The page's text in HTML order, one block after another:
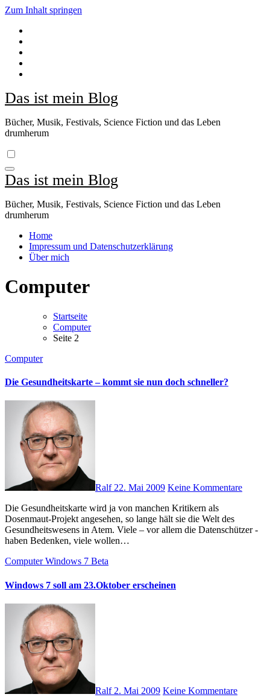
Zum Inhalt springen
Das ist mein Blog
Bücher, Musik, Festivals, Science Fiction und das Leben
drumherum
Das ist mein Blog
Bücher, Musik, Festivals, Science Fiction und das Leben
drumherum
Home
Impressum und Datenschutzerklärung
Über mich
Computer
Startseite
Computer
Seite 2
Computer
Die Gesundheitskarte – kommt sie nun doch schneller?
Ralf22. Mai 2009 Keine Kommentare
Die Gesundheitskarte wird ja von manchen Kritikern als
Dosenmaut-Projekt angesehen, so lange hält sie die Welt des
Gesundheitswesens in Atem. Viele – vor allem die Datenschützer -
haben Bedenken, viele wollen…
ComputerWindows 7 Beta
Windows 7 soll am 23.Oktober erscheinen
Ralf 2. Mai 2009 Keine Kommentare